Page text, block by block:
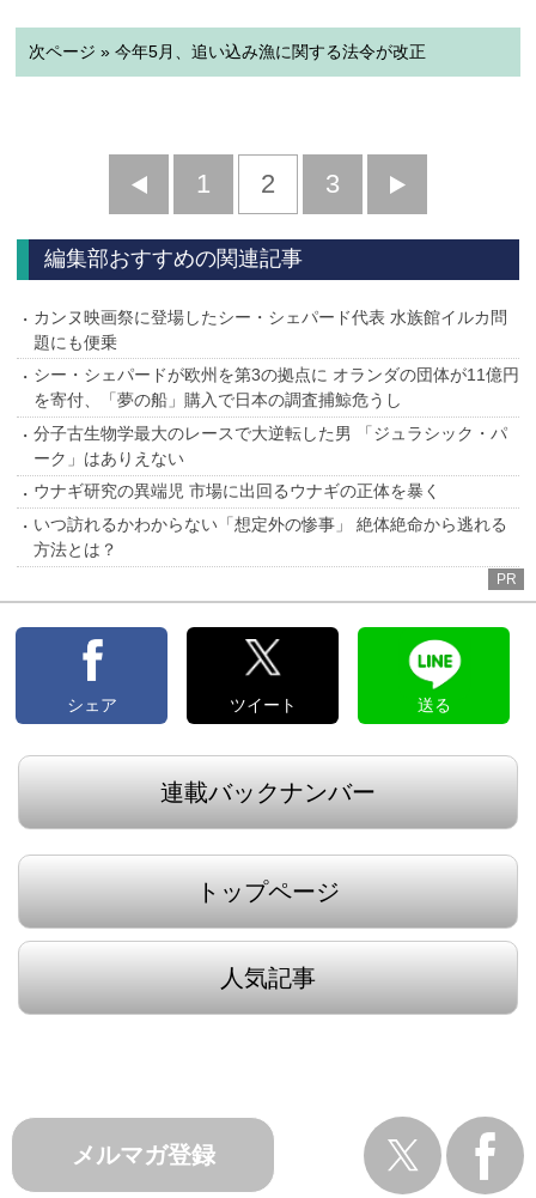
次ページ » 今年5月、追い込み漁に関する法令が改正
前
へ
1 2 3
へ
編集部おすすめの関連記事
カンヌ映画祭に登場したシー・シェパード代表 水族館イルカ問
題にも便乗
シー・シェパードが欧州を第3の拠点に オランダの団体が11億円
を寄付、「夢の船」購入で日本の調査捕鯨危うし
分子古生物学最大のレースで大逆転した男 「ジュラシック・パ
ーク」はありえない
ウナギ研究の異端児 市場に出回るウナギの正体を暴く
いつ訪れるかわからない「想定外の惨事」 絶体絶命から逃れる
方法とは？
PR
シェア ツイート 送る
連載バックナンバー
トップページ
人気記事
メルマガ登録